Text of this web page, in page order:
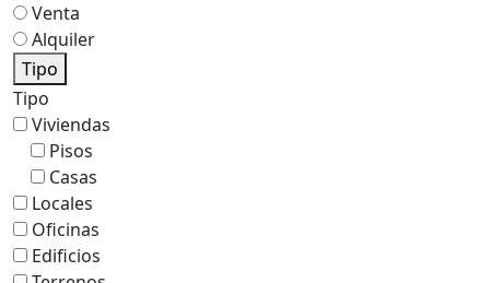
Venta
Alquiler
Tipo
Tipo
Viviendas
Pisos
Casas
Locales
Oficinas
Edificios